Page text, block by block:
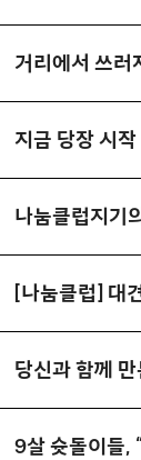
거리에서 쓰러
지금 당장 시
나눔클럽지기
[나눔클럽] 대
당신과 함께
9살 슛돌이들,